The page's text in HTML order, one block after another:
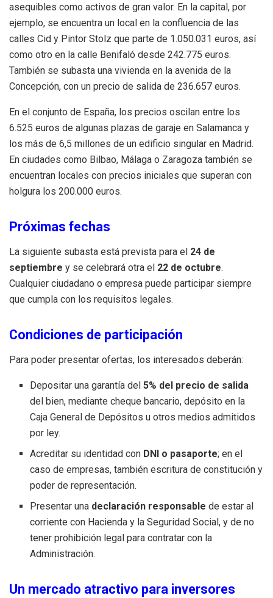
asequibles como activos de gran valor. En la capital, por
ejemplo, se encuentra un local en la confluencia de las
calles Cid y Pintor Stolz que parte de 1.050.031 euros, así
como otro en la calle Benifaló desde 242.775 euros.
También se subasta una vivienda en la avenida de la
Concepción, con un precio de salida de 236.657 euros.
En el conjunto de España, los precios oscilan entre los
6.525 euros de algunas plazas de garaje en Salamanca y
los más de 6,5 millones de un edificio singular en Madrid.
En ciudades como Bilbao, Málaga o Zaragoza también se
encuentran locales con precios iniciales que superan con
holgura los 200.000 euros.
Próximas fechas
La siguiente subasta está prevista para el 24 de
septiembre y se celebrará otra el 22 de octubre.
Cualquier ciudadano o empresa puede participar siempre
que cumpla con los requisitos legales.
Condiciones de participación
Para poder presentar ofertas, los interesados deberán:
Depositar una garantía del5% del precio de salida
del bien, mediante cheque bancario, depósito en la
Caja General de Depósitos u otros medios admitidos
por ley.
Acreditar su identidad con DNI o pasaporte; en el
caso de empresas, también escritura de constitución y
poder de representación.
Presentar una declaración responsable de estar al
corriente con Hacienda y la Seguridad Social, y de no
tener prohibición legal para contratar con la
Administración.
Un mercado atractivo para inversores